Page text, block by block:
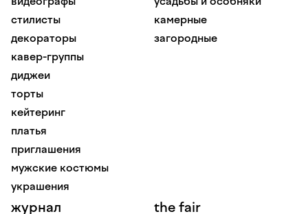
стилисты
декораторы
кавер-группы
диджеи
торты
кейтеринг
платья
приглашения
мужские костюмы
украшения
камерные
загородные
журнал the fair